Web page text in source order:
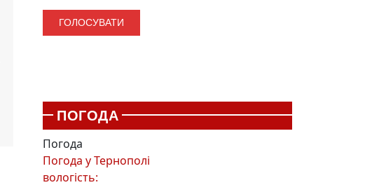
ПОГОДА
Погода
Погода уТернополі
вологість: